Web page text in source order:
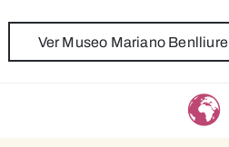
Ver Museo Mariano Benlliure